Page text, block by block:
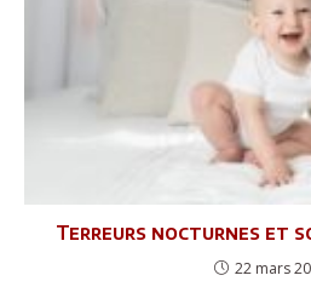
Terreurs nocturnes et
22 mars